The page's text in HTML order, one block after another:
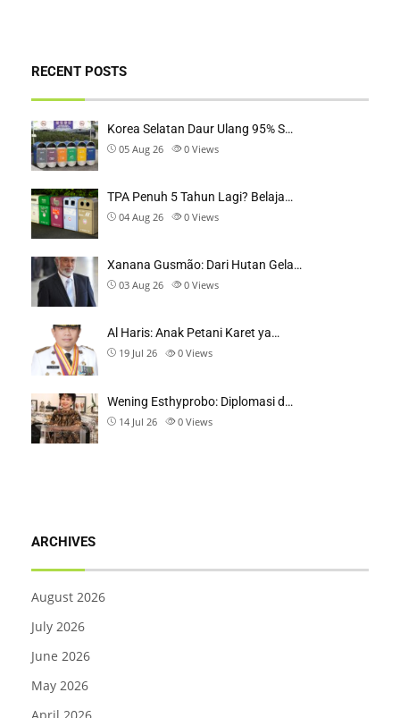
RECENT POSTS
Korea Selatan Daur Ulang 95% S…
05 Aug 26 0 Views
TPA Penuh 5 Tahun Lagi? Belaja…
04 Aug 26 0 Views
Xanana Gusmão: Dari Hutan Gela…
03 Aug 26 0 Views
Al Haris: Anak Petani Karet ya…
19 Jul 26 0 Views
Wening Esthyprobo: Diplomasi d…
14 Jul 26 0 Views
ARCHIVES
August 2026
July 2026
June 2026
May 2026